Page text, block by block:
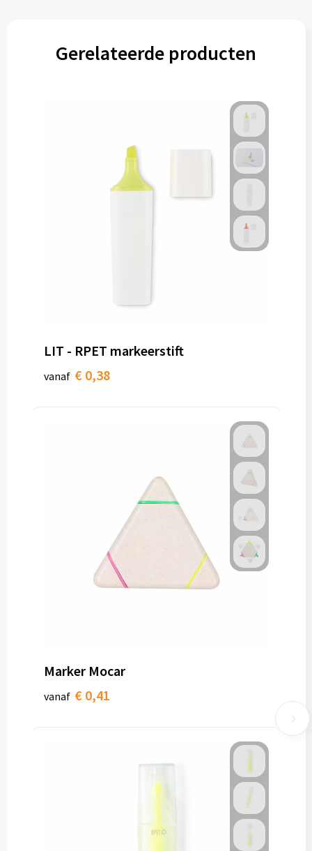
Gerelateerde producten
LIT - RPET markeerstift
vanaf € 0,38
Marker Mocar
vanaf € 0,41